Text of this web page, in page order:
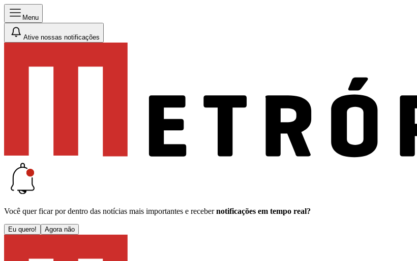
Menu
Ative nossas notificações
Você quer ficar por dentro das notícias mais importantes e receber notificações em tempo real?
Eu quero! Agora não